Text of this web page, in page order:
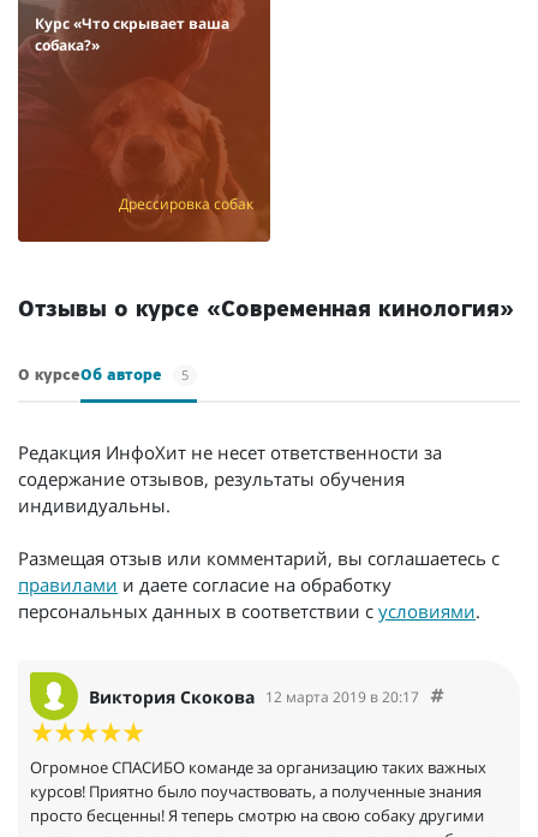
Курс «Что скрывает ваша
собака?»
Дрессировка собак
Отзывы о курсе «Современная кинология»
О курсеОб авторе 5
Редакция ИнфоХит не несет ответственности за
содержание отзывов, результаты обучения
индивидуальны.
Размещая отзыв или комментарий, вы соглашаетесь с
правилами и даете согласие на обработку
персональных данных в соответствии с условиями.
Виктория Скокова 12 марта 2019 в 20:17
Огромное СПАСИБО команде за организацию таких важных
курсов! Приятно было поучаствовать, а полученные знания
просто бесценны! Я теперь смотрю на свою собаку другими